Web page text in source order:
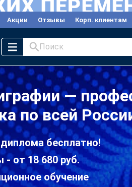
Акции Отзывы Корп. клиентам
Поиск
—
по всей
бесплатно!
от 18 680 руб.
обучение